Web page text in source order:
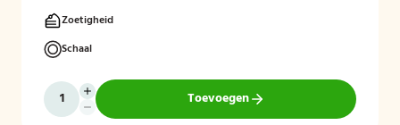
Zoetigheid
Schaal
Toevoegen